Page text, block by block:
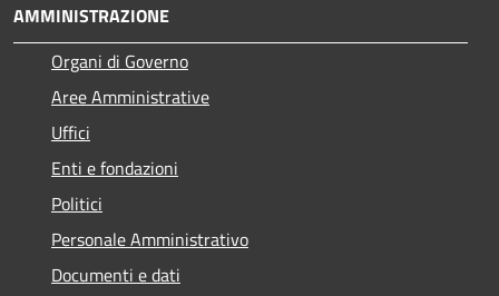
AMMINISTRAZIONE
Organi di Governo
Aree Amministrative
Uffici
Enti e fondazioni
Politici
Personale Amministrativo
Documenti e dati